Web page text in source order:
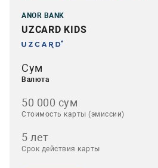
ANOR BANK
UZCARD KIDS
Сум
Валюта
50 000 сум
Стоимость карты (эмиссии)
5 лет
Срок действия карты